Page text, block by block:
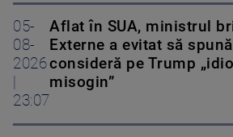
05-
08-
2026
23:07
Aflat în SUA, ministrul
Externe a evitat să
consideră pe Trump
misogin”